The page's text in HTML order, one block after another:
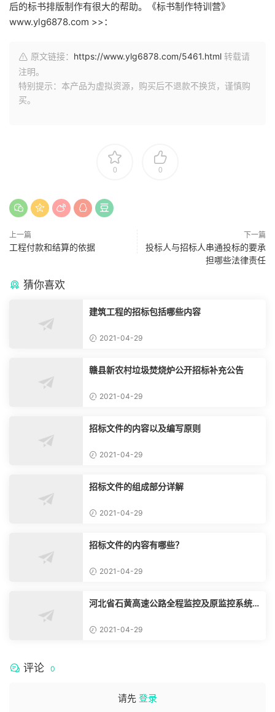
后的标书排版制作有很大的帮助。《标书制作特训营》
www.ylg6878.com >>：
原文链接： https://www.ylg6878.com/5461.html 转载请
注明。
特别提示：本产品为虚拟资源，购买后不退款不换货，谨慎购
买。
0 0
上一篇
工程付款和结算的依据
下一篇
投标人与招标人串通投标的要承
担哪些法律责任
猜你喜欢
建筑工程的招标包括哪些内容
2021-04-29
赣县新农村垃圾焚烧炉公开招标补充公告
2021-04-29
招标文件的内容以及编写原则
2021-04-29
招标文件的组成部分详解
2021-04-29
招标文件的内容有哪些？
2021-04-29
河北省石黄高速公路全程监控及原监控系统
2021-04-29
评论 0
请先 登录